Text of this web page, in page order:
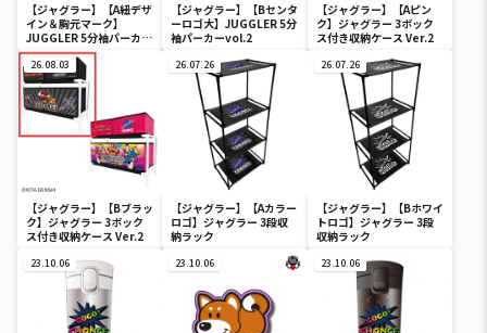
【ジャグラー】【A紐デザ
イン＆胸元マーク】
JUGGLER 5分袖パーカー
vol.2
【ジャグラー】【Bセンタ
ーロゴ大】JUGGLER 5分
袖パーカーvol.2
【ジャグラー】【Aピン
ク】ジャグラー 3ボック
ス付き収納ケース Ver.2
26.08.03
【ジャグラー】【Bブラッ
ク】ジャグラー 3ボック
ス付き収納ケース Ver.2
26.07.26
【ジャグラー】【Aカラー
ロゴ】ジャグラー 3段収
納ラック
26.07.26
【ジャグラー】【Bホワイ
トロゴ】ジャグラー 3段
収納ラック
23.10.06 23.10.06 23.10.06